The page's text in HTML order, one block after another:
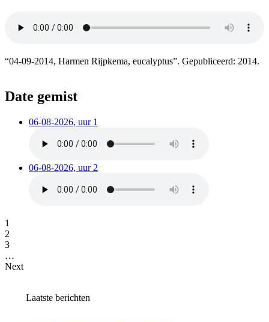
“04-09-2014, Harmen Rijpkema, eucalyptus”. Gepubliceerd: 2014.
Date gemist
06-08-2026, uur 1
06-08-2026, uur 2
1
2
3
…
Next
Laatste berichten